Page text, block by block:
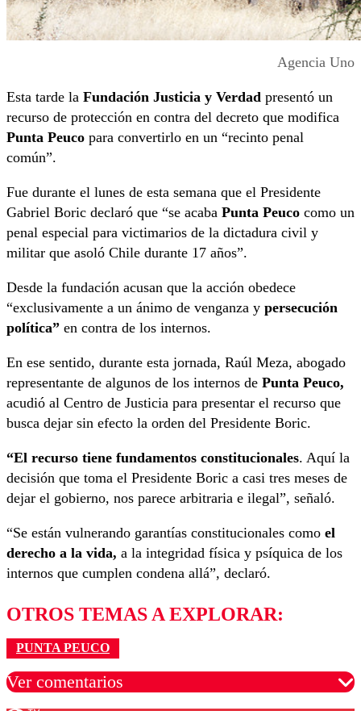
Agencia Uno
Esta tarde la Fundación Justicia y Verdad presentó un
recurso de protección en contra del decreto que modifica
Punta Peuco para convertirlo en un “recinto penal
común”.
Fue durante el lunes de esta semana que el Presidente
Gabriel Boric declaró que “se acaba Punta Peuco como un
penal especial para victimarios de la dictadura civil y
militar que asoló Chile durante 17 años”.
Desde la fundación acusan que la acción obedece
“exclusivamente a un ánimo de venganza y persecución
política” en contra de los internos.
En ese sentido, durante esta jornada, Raúl Meza, abogado
representante de algunos de los internos de Punta Peuco,
acudió al Centro de Justicia para presentar el recurso que
busca dejar sin efecto la orden del Presidente Boric.
“El recurso tiene fundamentos constitucionales. Aquí la
decisión que toma el Presidente Boric a casi tres meses de
dejar el gobierno, nos parece arbitraria e ilegal”, señaló.
“Se están vulnerando garantías constitucionales como el
derecho a la vida, a la integridad física y psíquica de los
internos que cumplen condena allá”, declaró.
OTROS TEMAS A EXPLORAR:
PUNTA PEUCO
Ver comentarios